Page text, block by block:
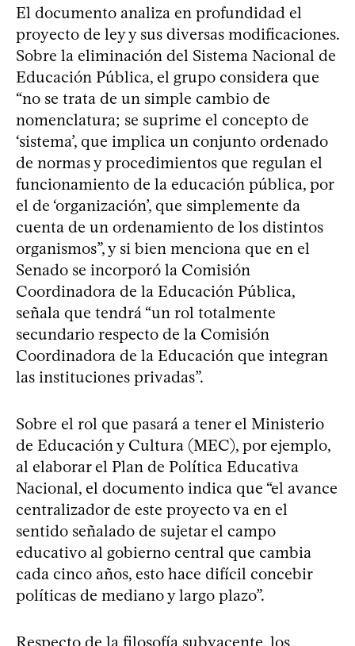
El documento analiza en profundidad el
proyecto de ley y sus diversas modificaciones.
Sobre la eliminación del Sistema Nacional de
Educación Pública, el grupo considera que
“no se trata de un simple cambio de
nomenclatura; se suprime el concepto de
‘sistema’, que implica un conjunto ordenado
de normas y procedimientos que regulan el
funcionamiento de la educación pública, por
el de ‘organización’, que simplemente da
cuenta de un ordenamiento de los distintos
organismos”, y si bien menciona que en el
Senado se incorporó la Comisión
Coordinadora de la Educación Pública,
señala que tendrá “un rol totalmente
secundario respecto de la Comisión
Coordinadora de la Educación que integran
las instituciones privadas”.
Sobre el rol que pasará a tener el Ministerio
de Educación y Cultura (MEC), por ejemplo,
al elaborar el Plan de Política Educativa
Nacional, el documento indica que “el avance
centralizador de este proyecto va en el
sentido señalado de sujetar el campo
educativo al gobierno central que cambia
cada cinco años, esto hace difícil concebir
políticas de mediano y largo plazo”.
Respecto de la filosofía subyacente, los